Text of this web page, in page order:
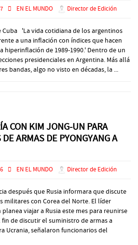
EN EL MUNDO Director de Edición
Cuba 'La vida cotidiana de los argentinos
a una inflación con índices que hacen
hiperinflación de 1989-1990.' Dentro de un
presidenciales en Argentina. Más allá
bandas, algo no visto en décadas, la ...
CON KIM JONG-UN PARA
ARMAS DE PYONGYANG A
EN EL MUNDO Director de Edición
después que Rusia informara que discute
militares con Corea del Norte. El líder
viajar a Rusia este mes para reunirse
de discutir el suministro de armas a
Ucrania, señalaron funcionarios del